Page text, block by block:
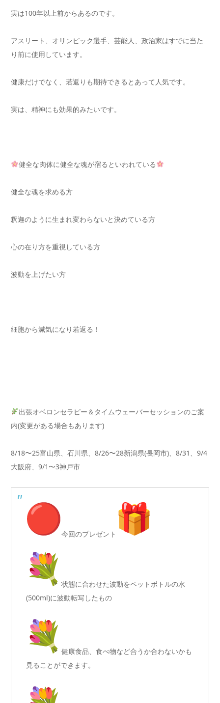
実は100年以上前からあるのです。
アスリート、オリンピック選手、芸能人、政治家はすでに当た
り前に使用しています。
健康だけでなく、若返りも期待できるとあって人気です。
実は、精神にも効果的みたいです。
健全な肉体に健全な魂が宿るといわれている
健全な魂を求める方
釈迦のように生まれ変わらないと決めている方
心の在り方を重視している方
波動を上げたい方
細胞から減気になり若返る！
出張オベロンセラピー＆タイムウェーバーセッションのご案
内(変更がある場合もあります)
8/18〜25富山県、石川県、8/26〜28新潟県(長岡市)、8/31、9/4
大阪府、9/1〜3神戸市
今回のプレゼント
状態に合わせた波動をペットボトルの水
(500ml)に波動転写したもの
健康食品、食べ物など合うか合わないかも
見ることができます。